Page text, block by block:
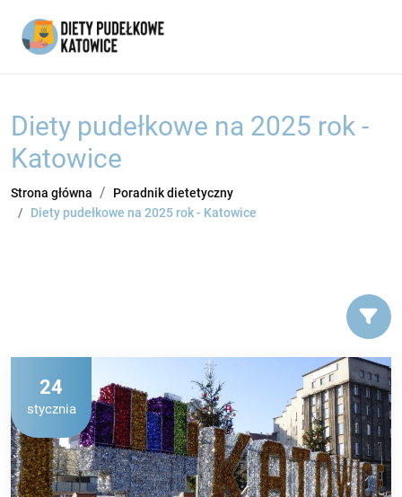
Diety pudełkowe na 2025 rok -
Katowice
Strona główna
Poradnik dietetyczny
Diety pudełkowe na 2025 rok - Katowice
24
stycznia